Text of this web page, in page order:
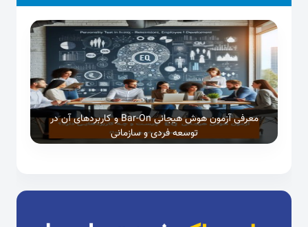
معرفی آزمون هوش هیجانی Bar-On و کاربردهای آن در
توسعه فردی و سازمانی